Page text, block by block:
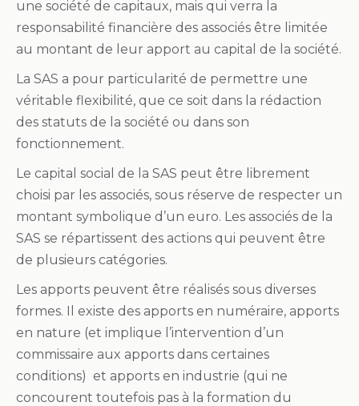
une société de capitaux, mais qui verra la
responsabilité financière des associés être limitée
au montant de leur apport au capital de la société.
La SAS a pour particularité de permettre une
véritable flexibilité, que ce soit dans la rédaction
des statuts de la société ou dans son
fonctionnement.
Le capital social de la SAS peut être librement
choisi par les associés, sous réserve de respecter un
montant symbolique d’un euro. Les associés de la
SAS se répartissent des actions qui peuvent être
de plusieurs catégories.
Les apports peuvent être réalisés sous diverses
formes. Il existe des apports en numéraire, apports
en nature (et implique l’intervention d’un
commissaire aux apports dans certaines
conditions) et apports en industrie (qui ne
concourent toutefois pas à la formation du